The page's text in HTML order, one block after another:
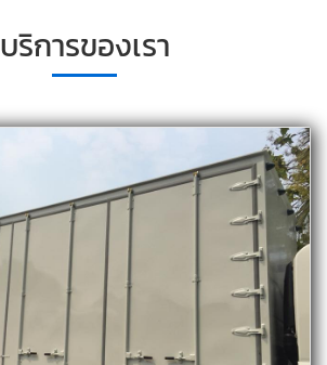
บริการของเรา